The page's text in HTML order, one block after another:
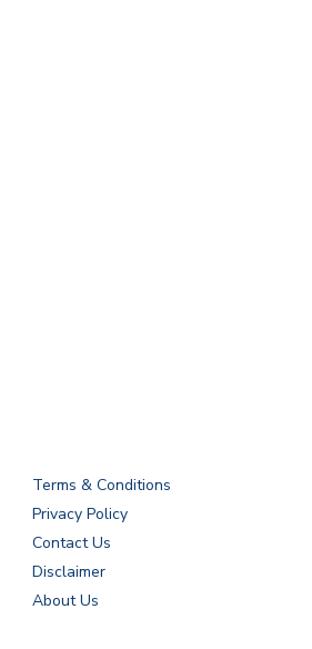
Terms & Conditions
Privacy Policy
Contact Us
Disclaimer
About Us